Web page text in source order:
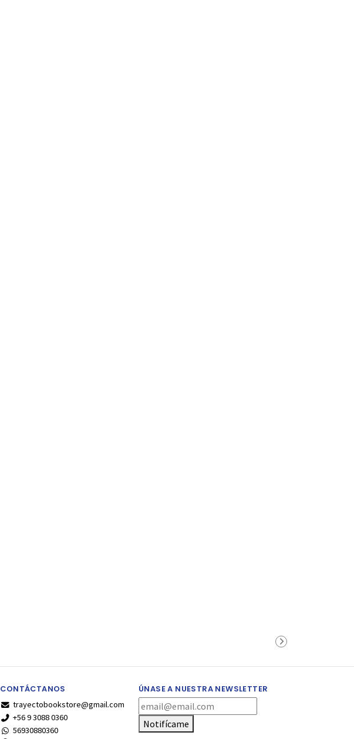
CONTÁCTANOS
trayectobookstore@gmail.com
+56 9 3088 0360
56930880360
ÚNASE A NUESTRA NEWSLETTER
Notifícame